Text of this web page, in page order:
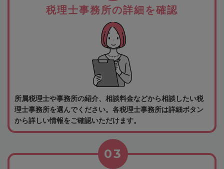
税理士事務所の詳細を確認
所属税理士や事務所の紹介、相談料金などから相談したい税
理士事務所を選んでください。各税理士事務所は詳細ボタン
から詳しい情報をご確認いただけます。
03